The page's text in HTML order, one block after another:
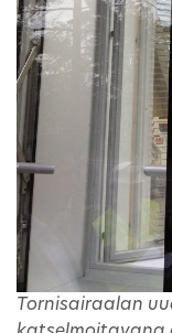
Tornisairaalan